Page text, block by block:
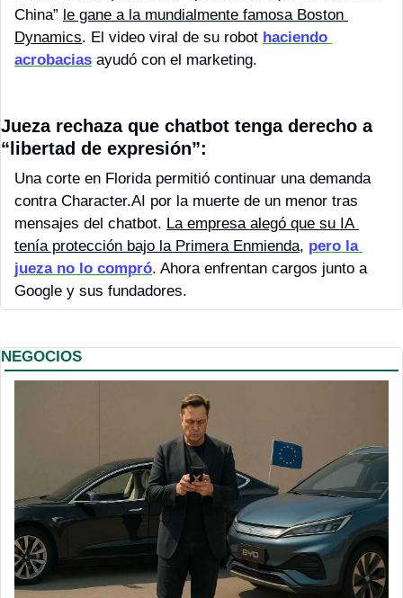
China” le gane a la mundialmente famosa Boston
Dynamics. El video viral de su robot haciendo
acrobacias ayudó con el marketing.
Jueza rechaza que chatbot tenga derecho a
“libertad de expresión”:
Una corte en Florida permitió continuar una demanda
contra Character.AI por la muerte de un menor tras
mensajes del chatbot. La empresa alegó que su IA
tenía protección bajo la Primera Enmienda, pero la
jueza no lo compró. Ahora enfrentan cargos junto a
Google y sus fundadores.
NEGOCIOS